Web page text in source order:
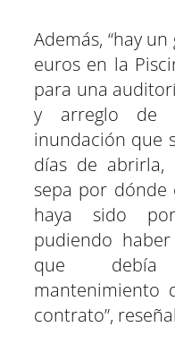
Además, “hay
euros en la
para una
y arreglo de
inundación que
días de abrirla,
sepa por dónde
haya sido
pudiendo
que debía
mantenimiento
contrato”,